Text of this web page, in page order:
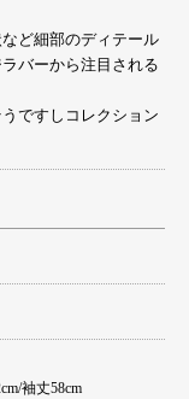
ど細部のディテール
バーから注目される
ですしコレクション
袖丈58cm